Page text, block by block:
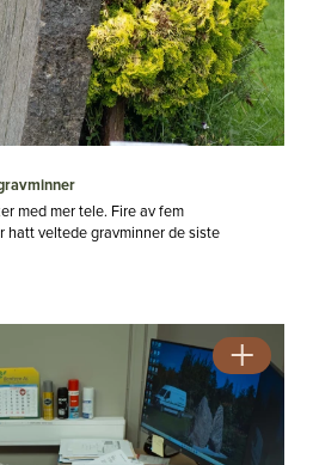
med mer tele. Fire av fem
hatt veltede gravminner de siste